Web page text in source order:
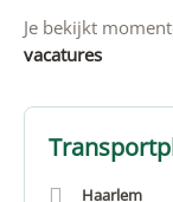
Je bekijkt
vacatures
Haarlem